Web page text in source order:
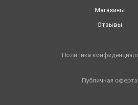
Магазины
Отзывы
Политика
Публичная оферта